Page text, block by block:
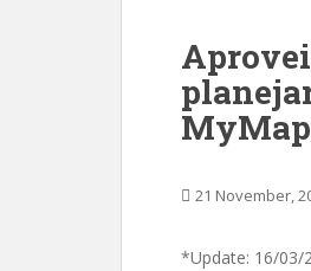
21 November,
*Update: 16/03/